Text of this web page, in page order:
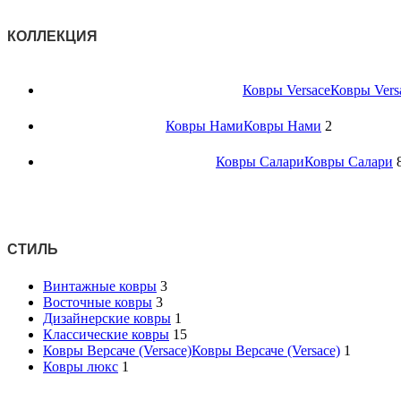
КОЛЛЕКЦИЯ
Ковры VersaceКовры
Ковры НамиКовры Нами 2
Ковры СалариКовры Салари
СТИЛЬ
Винтажные ковры 3
Восточные ковры 3
Дизайнерские ковры 1
Классические ковры 15
Ковры Версаче (Versace)Ковры Версаче (Versace) 1
Ковры люкс 1